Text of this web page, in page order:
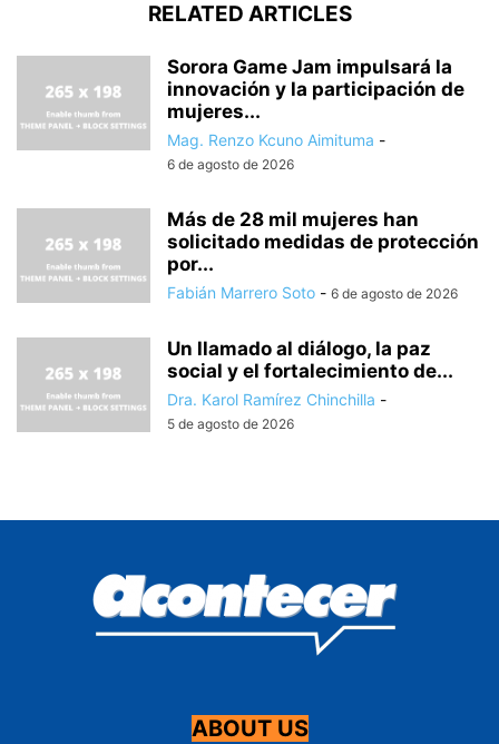
RELATED ARTICLES
Sorora Game Jam impulsará la
innovación y la participación de
mujeres...
Mag. Renzo Kcuno Aimituma -
6 de agosto de 2026
Más de 28 mil mujeres han
solicitado medidas de protección
por...
Fabián Marrero Soto - 6 de agosto de 2026
Un llamado al diálogo, la paz
social y el fortalecimiento de...
Dra. Karol Ramírez Chinchilla -
5 de agosto de 2026
ABOUT US